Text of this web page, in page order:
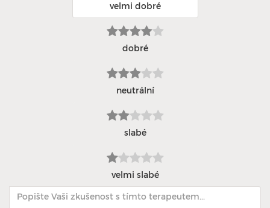
velmi dobré
dobré
neutrální
slabé
velmi slabé